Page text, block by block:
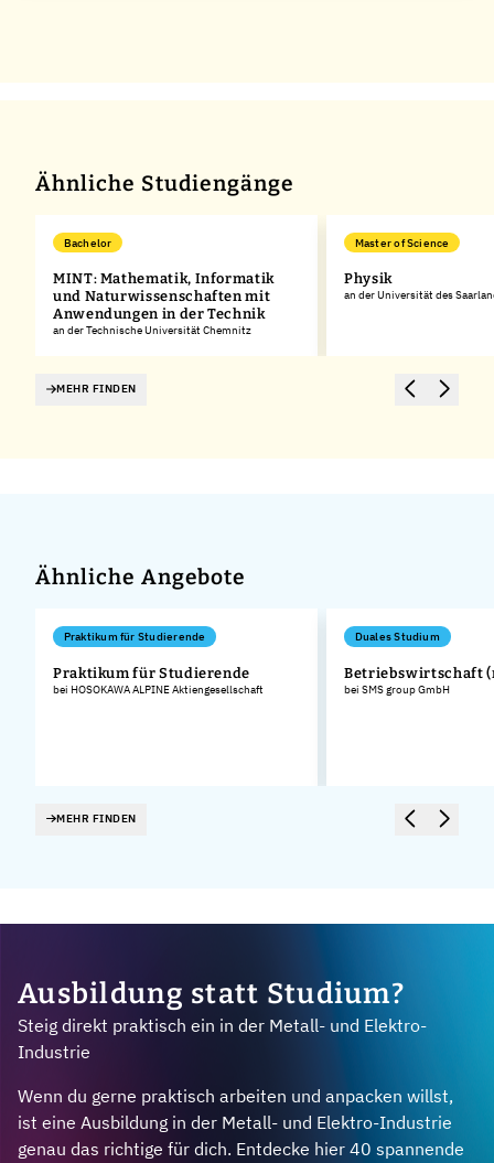
Ähnliche Studiengänge
Bachelor
MINT: Mathematik, Informatik
und Naturwissenschaften mit
Anwendungen in der Technik
an der Technische Universität Chemnitz
Master of Science
Physik
an der Universität des
MEHR FINDEN
Ähnliche Angebote
Praktikum für Studierende
Praktikum für Studierende
bei HOSOKAWA ALPINE Aktiengesellschaft
Duales Studium
Betriebswirtschaft
bei SMS group GmbH
MEHR FINDEN
Ausbildung statt Studium?
Steig direkt praktisch ein in der Metall- und Elektro-
Industrie
Wenn du gerne praktisch arbeiten und anpacken willst,
ist eine Ausbildung in der Metall- und Elektro-Industrie
genau das richtige für dich. Entdecke hier 40 spannende